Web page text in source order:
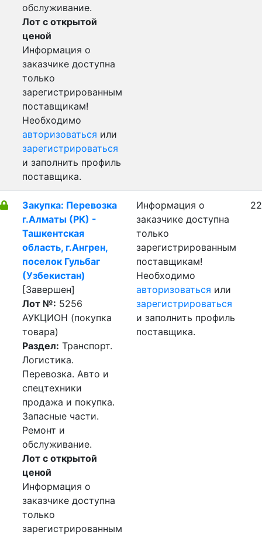
обслуживание.
Лот с открытой
ценой
Информация о
заказчике доступна
только
зарегистрированным
поставщикам!
Необходимо
авторизоваться или
зарегистрироваться
и заполнить профиль
поставщика.
Закупка: Перевозка
г.Алматы (РК) -
Ташкентская
область, г.Ангрен,
поселок Гульбаг
(Узбекистан)
[Завершен]
Лот №: 5256
АУКЦИОН (покупка
товара)
Раздел: Транспорт.
Логистика.
Перевозка. Авто и
спецтехники
продажа и покупка.
Запасные части.
Ремонт и
обслуживание.
Лот с открытой
ценой
Информация о
заказчике доступна
только
зарегистрированным
Информация о
заказчике доступна
только
зарегистрированным
поставщикам!
Необходимо
авторизоваться или
зарегистрироваться
и заполнить профиль
поставщика.